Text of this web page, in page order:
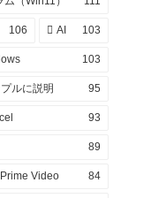
106 AI 103
103
ルに説明 95
93
89
Video 84